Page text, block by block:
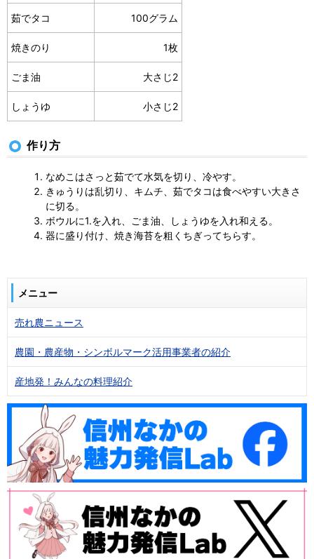
茹でタコ 100グラム
焼きのり 1枚
ごま油 大さじ2
しょうゆ 小さじ2
作り方
なめこはさっと茹でて水気を切り、冷やす。
きゅうりは乱切り、キムチ、茹でタコは食べやすい大きさ
に切る。
ボウルに1.を入れ、ごま油、しょうゆを入れ和える。
器に盛り付け、焼き海苔を粗くちぎってちらす。
メニュー
売れ農ニュース
農園・農産物・シンボルマーク活用事業者の紹介
産地発！みんなの料理紹介